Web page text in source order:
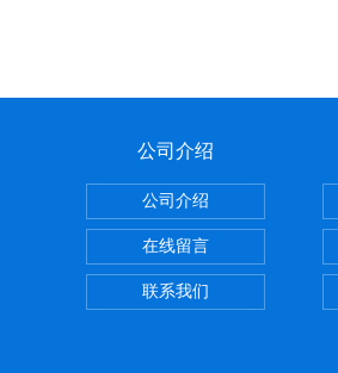
公司介绍
公司介绍
在线留言
联系我们